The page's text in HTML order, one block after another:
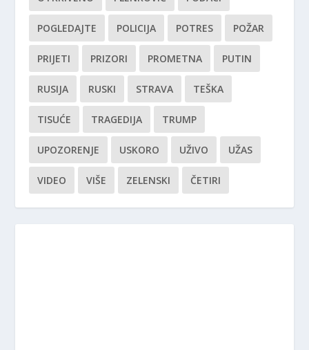
POGLEDAJTE POLICIJA POTRES POŽAR
PRIJETI PRIZORI PROMETNA PUTIN
RUSIJA RUSKI STRAVA TEŠKA
TISUĆE TRAGEDIJA TRUMP
UPOZORENJE USKORO UŽIVO UŽAS
VIDEO VIŠE ZELENSKI ČETIRI